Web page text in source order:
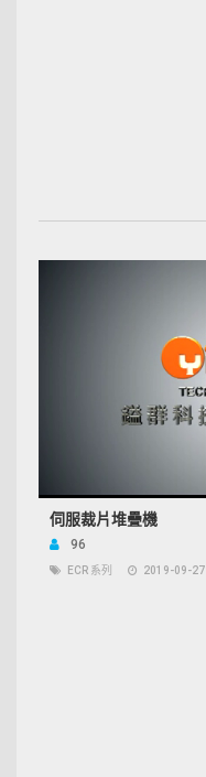
伺服裁片堆疊機
96
ECR 系列 2019-09-27